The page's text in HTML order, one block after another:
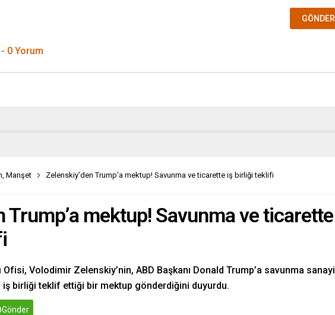
0 Yorum
Manşet Zelenskiy’den Trump’a mektup! Savunma ve ticarette iş birliği teklifi
Trump’a mektup! Savunma ve ticarette
Ofisi, Volodimir Zelenskiy’nin, ABD Başkanı Donald Trump’a savunma sanayi
iş birliği teklif ettiği bir mektup gönderdiğini duyurdu.
Gönder